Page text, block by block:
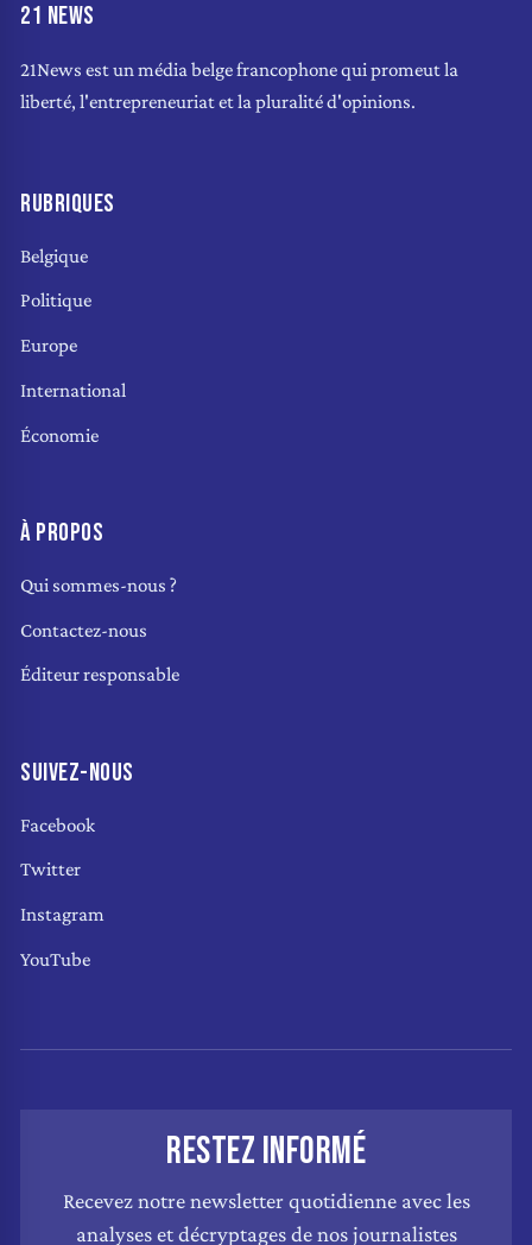
21 NEWS
21News est un média belge francophone qui promeut la
liberté, l'entrepreneuriat et la pluralité d'opinions.
RUBRIQUES
Belgique
Politique
Europe
International
Économie
À PROPOS
Qui sommes-nous ?
Contactez-nous
Éditeur responsable
SUIVEZ-NOUS
Facebook
Twitter
Instagram
YouTube
RESTEZ INFORMÉ
Recevez notre newsletter quotidienne avec les
analyses et décryptages de nos journalistes